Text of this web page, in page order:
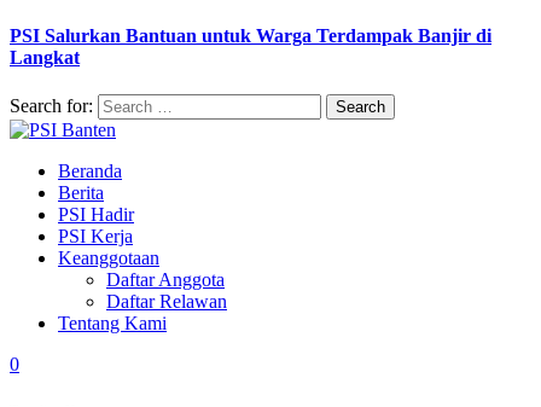
PSI Salurkan Bantuan untuk Warga Terdampak Banjir di
Langkat
Search for:
Beranda
Berita
PSI Hadir
PSI Kerja
Keanggotaan
Daftar Anggota
Daftar Relawan
Tentang Kami
0